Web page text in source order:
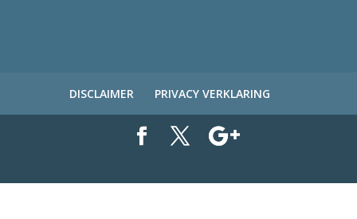
DISCLAIMER PRIVACY VERKLARING